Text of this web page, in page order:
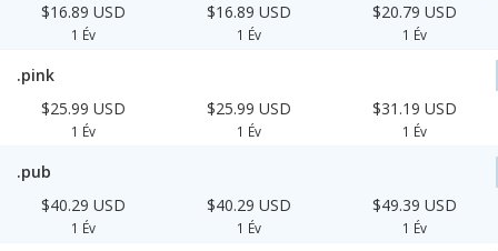
$16.89 USD
1 Év
$16.89 USD
1 Év
$20.79 USD
1 Év
.pink
$25.99 USD
1 Év
$25.99 USD
1 Év
$31.19 USD
1 Év
.pub
$40.29 USD
1 Év
$40.29 USD
1 Év
$49.39 USD
1 Év